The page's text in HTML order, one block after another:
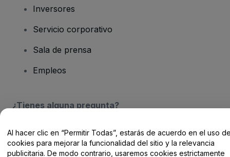
Inversores
Servicio corporativo
Sala de prensa
Empleos
¿Tienes alguna pregunta?
Centro de Ayuda / Contacto
Al hacer clic en “Permitir Todas”, estarás de acuerdo en el uso
cookies para mejorar la funcionalidad del sitio y la relevancia
publicitaria. De modo contrario, usaremos cookies estrictamente